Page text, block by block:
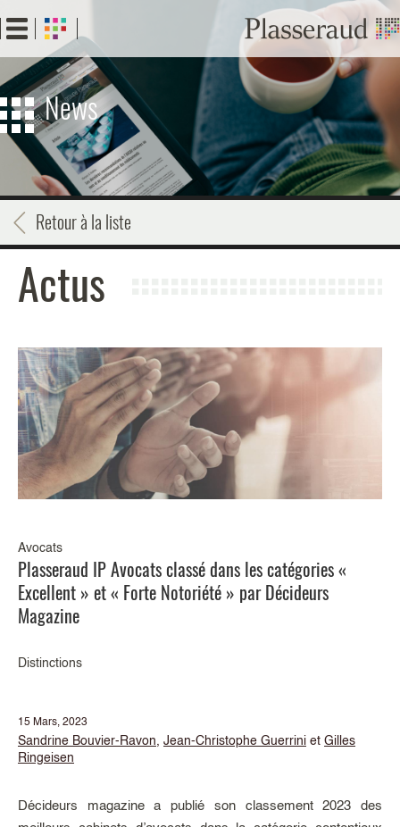
au
contenu
principal
News
Retour à la liste
Actus
Avocats
Plasseraud IP Avocats classé dans les catégories «
Excellent » et « Forte Notoriété » par Décideurs
Magazine
Distinctions
15 Mars, 2023
Sandrine Bouvier-Ravon, Jean-Christophe Guerrini et Gilles
Ringeisen
Décideurs magazine a publié son classement 2023 des